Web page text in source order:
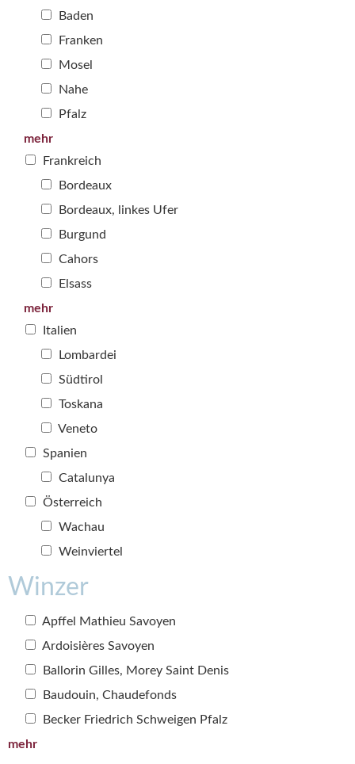
Baden
Franken
Mosel
Nahe
Pfalz
mehr
Frankreich
Bordeaux
Bordeaux, linkes Ufer
Burgund
Cahors
Elsass
mehr
Italien
Lombardei
Südtirol
Toskana
Veneto
Spanien
Catalunya
Österreich
Wachau
Weinviertel
Winzer
Apffel Mathieu Savoyen
Ardoisières Savoyen
Ballorin Gilles, Morey Saint Denis
Baudouin, Chaudefonds
Becker Friedrich Schweigen Pfalz
mehr